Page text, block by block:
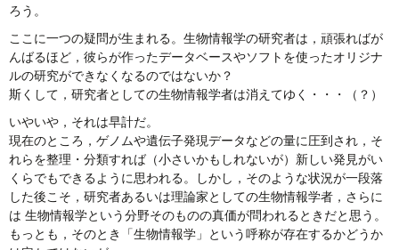
ろう。
ここに一つの疑問が生まれる。生物情報学の研究者は，頑張ればが
んばるほど，彼らが作ったデータベースやソフトを使ったオリジナ
ルの研究ができなくなるのではないか？
斯くして，研究者としての生物情報学者は消えてゆく・・・（？）
いやいや，それは早計だ。
現在のところ，ゲノムや遺伝子発現データなどの量に圧到され，そ
れらを整理・分類すれば（小さいかもしれないが）新しい発見がい
くらでもできるように思われる。しかし，そのような状況が一段落
した後こそ，研究者あるいは理論家としての生物情報学者，さらに
は 生物情報学という分野そのものの真価が問われるときだと思う。
もっとも，そのとき「生物情報学」という呼称が存在するかどうか